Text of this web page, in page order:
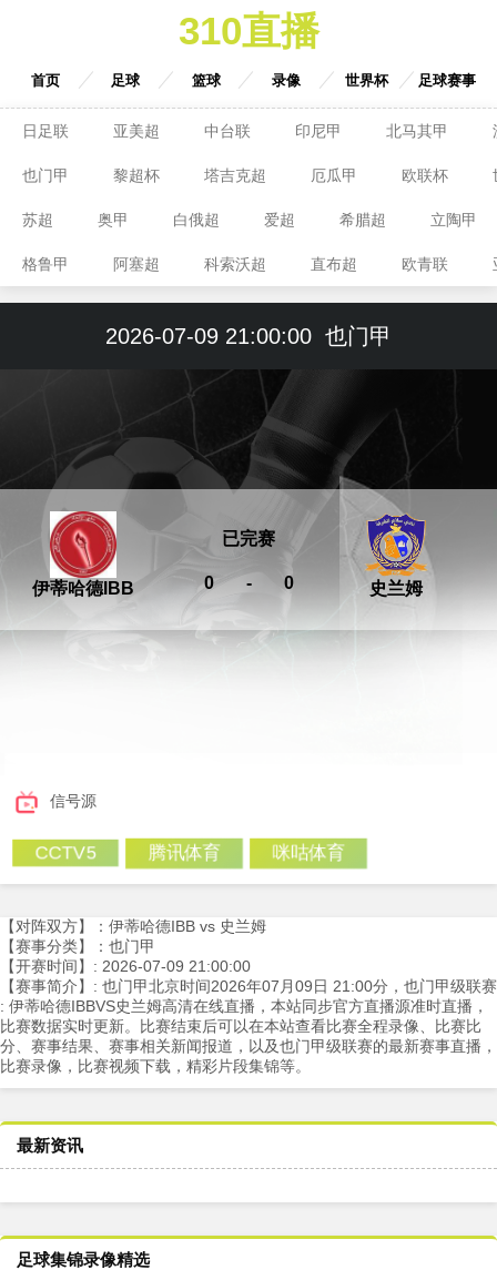
310直播
首页 足球 篮球 录像 世界杯 足球赛事
日足联 亚美超 中台联 印尼甲 北马其甲
也门甲 黎超杯 塔吉克超 厄瓜甲 欧联杯
苏超 奥甲 白俄超 爱超 希腊超 立陶甲
格鲁甲 阿塞超 科索沃超 直布超 欧青联
2026-07-09 21:00:00 也门甲
伊蒂哈德IBB 0 - 0
已完赛
史兰姆
信号源
CCTV5 腾讯体育 咪咕体育
【对阵双方】：伊蒂哈德IBB vs 史兰姆
【赛事分类】：也门甲
【开赛时间】: 2026-07-09 21:00:00
【赛事简介】: 也门甲北京时间2026年07月09日 21:00分，也门甲级联赛
: 伊蒂哈德IBBVS史兰姆高清在线直播，本站同步官方直播源准时直播，
比赛数据实时更新。比赛结束后可以在本站查看比赛全程录像、比赛比
分、赛事结果、赛事相关新闻报道，以及也门甲级联赛的最新赛事直播，
比赛录像，比赛视频下载，精彩片段集锦等。
最新资讯
足球集锦录像精选